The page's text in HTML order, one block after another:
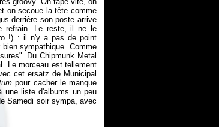
on secoue la tête comme
derrière son poste arrive
refrain. Le reste, il ne le
!) : il n'y a pas de point
sympathique. Comme
Du Chipmunk Metal
Le morceau est tellement
cet ersatz de Municipal
pour cacher le manque
une liste d'albums un peu
Samedi soir sympa, avec